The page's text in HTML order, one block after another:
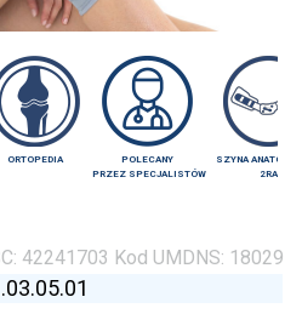
ORTOPEDIA
POLECANY
PRZEZ SPECJALISTÓW
SZYNA
2RA
42241703 Kod UMDNS: 18029